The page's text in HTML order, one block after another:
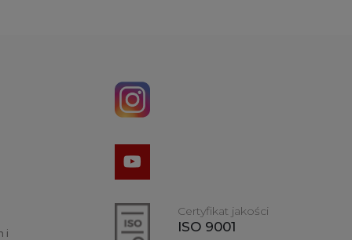
i
Certyfikat jakości
ISO 9001